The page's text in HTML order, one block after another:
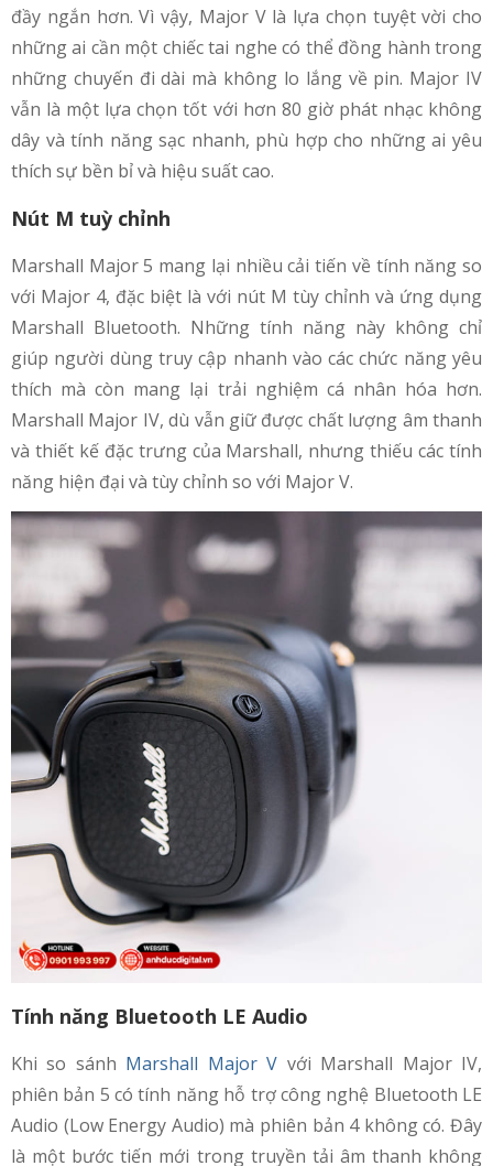
đầy ngắn hơn. Vì vậy, Major V là lựa chọn tuyệt vời cho
những ai cần một chiếc tai nghe có thể đồng hành trong
những chuyến đi dài mà không lo lắng về pin. Major IV
vẫn là một lựa chọn tốt với hơn 80 giờ phát nhạc không
dây và tính năng sạc nhanh, phù hợp cho những ai yêu
thích sự bền bỉ và hiệu suất cao.
Nút M tuỳ chỉnh
Marshall Major 5 mang lại nhiều cải tiến về tính năng so
với Major 4, đặc biệt là với nút M tùy chỉnh và ứng dụng
Marshall Bluetooth. Những tính năng này không chỉ
giúp người dùng truy cập nhanh vào các chức năng yêu
thích mà còn mang lại trải nghiệm cá nhân hóa hơn.
Marshall Major IV, dù vẫn giữ được chất lượng âm thanh
và thiết kế đặc trưng của Marshall, nhưng thiếu các tính
năng hiện đại và tùy chỉnh so với Major V.
Tính năng Bluetooth LE Audio
Khi so sánh Marshall Major V với Marshall Major IV,
phiên bản 5 có tính năng hỗ trợ công nghệ Bluetooth LE
Audio (Low Energy Audio) mà phiên bản 4 không có. Đây
là một bước tiến mới trong truyền tải âm thanh không